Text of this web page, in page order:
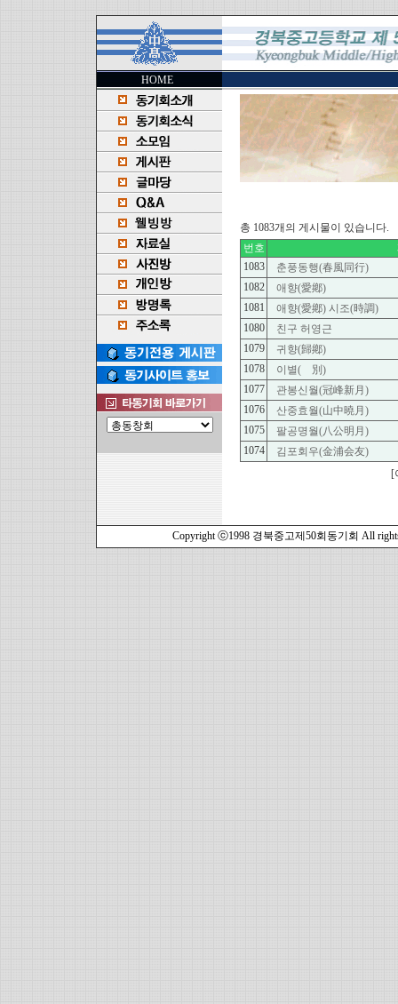
HOME
총 1083개의 게시물이 있습니다.
번호
1083
춘풍동행(春風同行)
1082
애향(愛鄕)
1081
애향(愛鄕) 시조(時調)
1080
친구 허영근
1079
귀향(歸鄕)
1078
이별(離別)
1077
관봉신월(冠峰新月)
1076
산중효월(山中曉月)
1075
팔공명월(八公明月)
1074
김포회우(金浦会友)
[
Copyright ⓒ1998 경북중고제50회동기회 All